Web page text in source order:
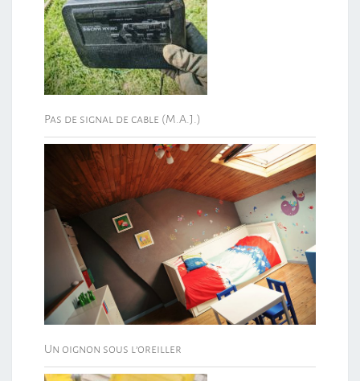
Pas de signal de cable (M.A.J.)
Un oignon sous l’oreiller